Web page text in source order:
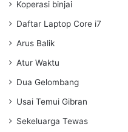
Koperasi binjai
Daftar Laptop Core i7
Arus Balik
Atur Waktu
Dua Gelombang
Usai Temui Gibran
Sekeluarga Tewas